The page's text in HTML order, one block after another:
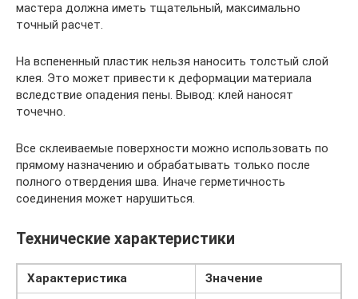
мастера должна иметь тщательный, максимально
точный расчет.
На вспененный пластик нельзя наносить толстый слой
клея. Это может привести к деформации материала
вследствие опадения пены. Вывод: клей наносят
точечно.
Все склеиваемые поверхности можно использовать по
прямому назначению и обрабатывать только после
полного отвердения шва. Иначе герметичность
соединения может нарушиться.
Технические характеристики
Характеристика
Значение